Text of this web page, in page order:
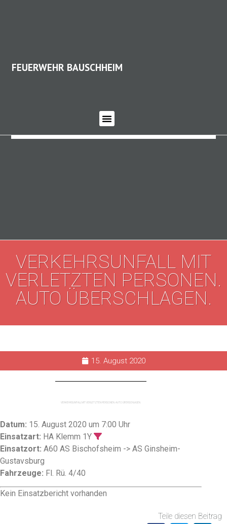
FEUERWEHR BAUSCHHEIM
VERKEHRSUNFALL MIT
VERLETZTEN PERSONEN.
AUTO ÜBERSCHLAGEN.
15. August 2020
VERKEHRSUNFALL MIT VERLETZTEN PERSONEN. AUTO ÜBERSCHLAGEN.
Datum: 15. August 2020 um 7:00 Uhr
Einsatzart: HA Klemm 1Y
Einsatzort: A60 AS Bischofsheim -> AS Ginsheim-
Gustavsburg
Fahrzeuge: Fl. Rü. 4/40
Kein Einsatzbericht vorhanden
Teile diesen Beitrag